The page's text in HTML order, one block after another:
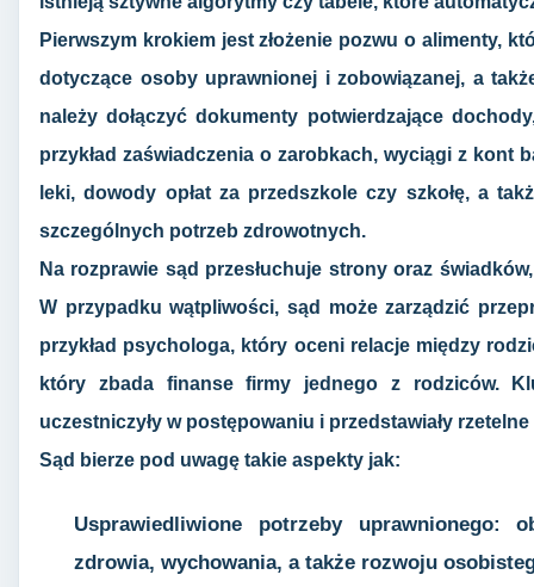
Pierwszym krokiem jest złożenie pozwu o alimenty,
dotyczące osoby uprawnionej i zobowiązanej, a
należy dołączyć dokumenty potwierdzające
przykład zaświadczenia o zarobkach, wyciągi z kont
leki, dowody opłat za przedszkole czy szkołę, a
szczególnych potrzeb zdrowotnych.
Na rozprawie sąd przesłuchuje strony oraz
W przypadku wątpliwości, sąd może zarządzić
przykład psychologa, który oceni relacje między
który zbada finanse firmy jednego z rodziców.
uczestniczyły w postępowaniu i przedstawiały
Sąd bierze pod uwagę takie aspekty jak:
Usprawiedliwione potrzeby uprawnionego:
zdrowia, wychowania, a także rozwoju